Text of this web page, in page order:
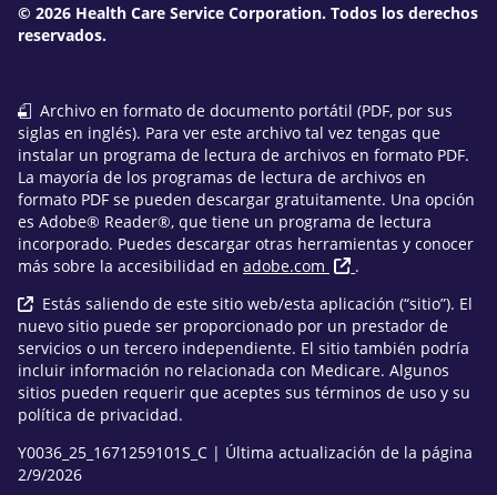
© 2026 Health Care Service Corporation. Todos los derechos
reservados.
Archivo en formato de documento portátil (PDF, por sus
siglas en inglés). Para ver este archivo tal vez tengas que
instalar un programa de lectura de archivos en formato PDF.
La mayoría de los programas de lectura de archivos en
formato PDF se pueden descargar gratuitamente. Una opción
es Adobe® Reader®, que tiene un programa de lectura
incorporado. Puedes descargar otras herramientas y conocer
más sobre la accesibilidad en adobe.com
.
Estás saliendo de este sitio web/esta aplicación (“sitio”). El
nuevo sitio puede ser proporcionado por un prestador de
servicios o un tercero independiente. El sitio también podría
incluir información no relacionada con Medicare. Algunos
sitios pueden requerir que aceptes sus términos de uso y su
política de privacidad.
Y0036_25_1671259101S_C | Última actualización de la página
2/9/2026